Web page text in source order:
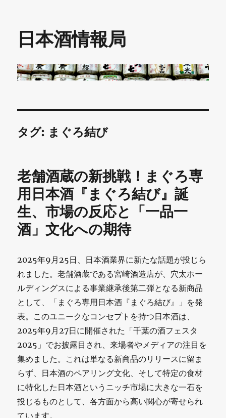
日本酒情報局
タグ: まぐろ結び
老舗酒蔵の新挑戦！まぐろ専
用日本酒『まぐろ結び』誕
生、市場の反応と「一品一
酒」文化への期待
2025年9月25日、日本酒業界に新たな話題が投じら
れました。老舗酒蔵である宮崎酒造店が、穴太ホー
ルディングスによる事業継承後第二弾となる新商品
として、「まぐろ専用日本酒『まぐろ結び』」を発
表。このユニークなコンセプトを持つ日本酒は、
2025年9月27日に開催された「千葉の酒フェスタ
2025」でお披露目され、来場者やメディアの注目を
集めました。これは単なる新商品のリリースに留ま
らず、日本酒のペアリング文化、そして特定の食材
に特化した日本酒というニッチ市場に大きな一石を
投じるものとして、各方面から高い関心が寄せられ
ています。